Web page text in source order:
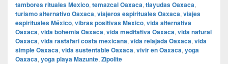
tambores rituales Mexico, temazcal Oaxaca, tlayudas Oaxaca,
turismo alternativo Oaxaca, viajeros espirituales Oaxaca, viajes
espirituales México, vibras positivas Mexico, vida alternativa
Oaxaca, vida bohemia Oaxaca, vida meditativa Oaxaca, vida natural
Oaxaca, vida rastafari costa mexicana, vida relajada Oaxaca, vida
simple Oaxaca, vida sustentable Oaxaca, vivir en Oaxaca, yoga
Oaxaca, yoga playa Mazunte, Zipolite